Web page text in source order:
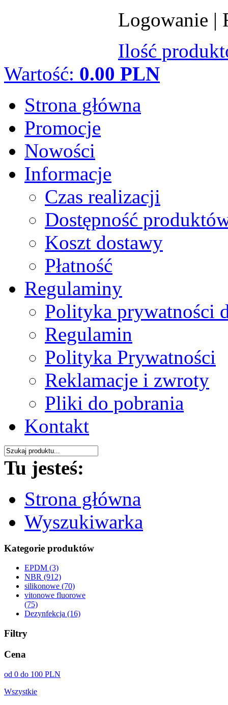
Logowanie |
Ilość
Wartość: 0.00 PLN
Strona główna
Promocje
Nowości
Informacje
Czas realizacji
Dostępność
Koszt dostawy
Płatność
Regulaminy
Polityka prywatności
Regulamin
Polityka Prywatności
Reklamacje i zwroty
Pliki do pobrania
Kontakt
Tu jesteś:
Strona główna
Wyszukiwarka
Kategorie produktów
EPDM (3)
NBR (912)
silikonowe (70)
vitonowe fluorowe
(75)
Dezynfekcja (16)
Filtry
Cena
od 0 do 100 PLN
Wszystkie